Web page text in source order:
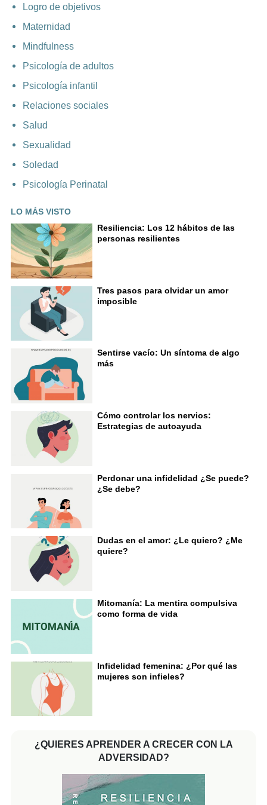
Logro de objetivos
Maternidad
Mindfulness
Psicología de adultos
Psicología infantil
Relaciones sociales
Salud
Sexualidad
Soledad
Psicología Perinatal
LO MÁS VISTO
Resiliencia: Los 12 hábitos de las
personas resilientes
Tres pasos para olvidar un amor
imposible
Sentirse vacío: Un síntoma de algo
más
Cómo controlar los nervios:
Estrategias de autoayuda
Perdonar una infidelidad ¿Se puede?
¿Se debe?
Dudas en el amor: ¿Le quiero? ¿Me
quiere?
Mitomanía: La mentira compulsiva
como forma de vida
Infidelidad femenina: ¿Por qué las
mujeres son infieles?
¿QUIERES APRENDER A CRECER CON LA
ADVERSIDAD?